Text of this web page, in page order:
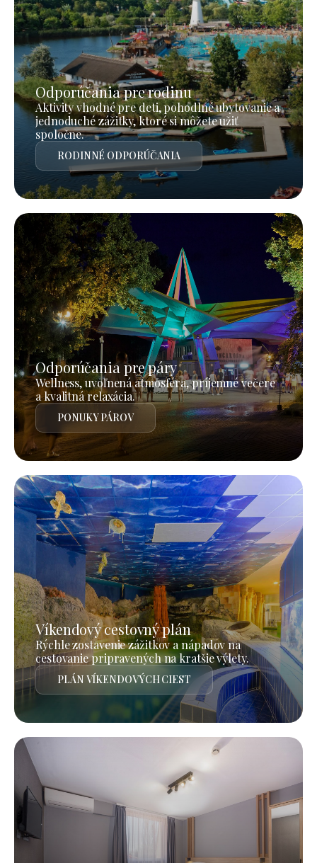
Odporúčania pre rodinu
Aktivity vhodné pre deti, pohodlné ubytovanie a
jednoduché zážitky, ktoré si môžete užiť
spoločne.
RODINNÉ ODPORÚČANIA
Odporúčania pre páry
Wellness, uvoľnená atmosféra, príjemné večere
a kvalitná relaxácia.
PONUKY PÁROV
Víkendový cestovný plán
Rýchle zostavenie zážitkov a nápadov na
cestovanie pripravených na kratšie výlety.
PLÁN VÍKENDOVÝCH CIEST